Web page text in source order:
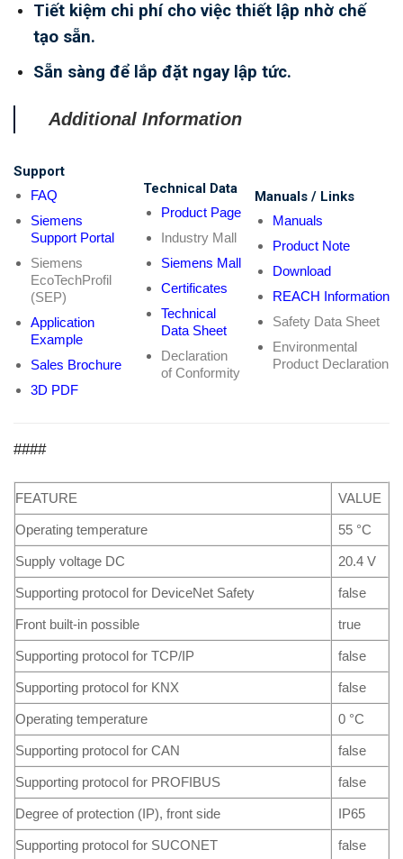
Tiết kiệm chi phí cho việc thiết lập nhờ chế
tạo sẵn.
Sẵn sàng để lắp đặt ngay lập tức.
Additional Information
Support
FAQ
Siemens
Support Portal
Siemens
EcoTechProfil
(SEP)
Application
Example
Sales Brochure
3D PDF
Technical Data
Product Page
Industry Mall
Siemens Mall
Certificates
Technical
Data Sheet
Declaration
of Conformity
Manuals / Links
Manuals
Product Note
Download
REACH Information
Safety Data Sheet
Environmental
Product Declaration
####
FEATURE VALUE
Operating temperature 55 °C
Supply voltage DC 20.4 V
Supporting protocol for DeviceNet Safety false
Front built-in possible true
Supporting protocol for TCP/IP false
Supporting protocol for KNX false
Operating temperature 0 °C
Supporting protocol for CAN false
Supporting protocol for PROFIBUS false
Degree of protection (IP), front side IP65
Supporting protocol for SUCONET false